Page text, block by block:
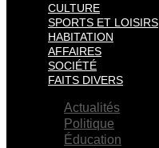
CULTURE
SPORTS ET LOISIRS
HABITATION
AFFAIRES
SOCIÉTÉ
FAITS DIVERS
Actualités
Politique
Éducation